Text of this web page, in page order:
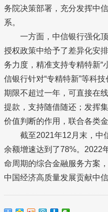
务院决策部署，充分发挥中
系。
一方面，中信银行强化
授权政策中给予了差异化安
务力度，精准支持专精特新“
信银行针对“专精特新”等科
期限不超过一年，可直接在
提款，支持随借随还；发挥
价值判断的作用，联合各类
截至2021年12月末，中
余额增速达到了78%。2022
命周期的综合金融服务方案
中国经济高质量发展贡献中信